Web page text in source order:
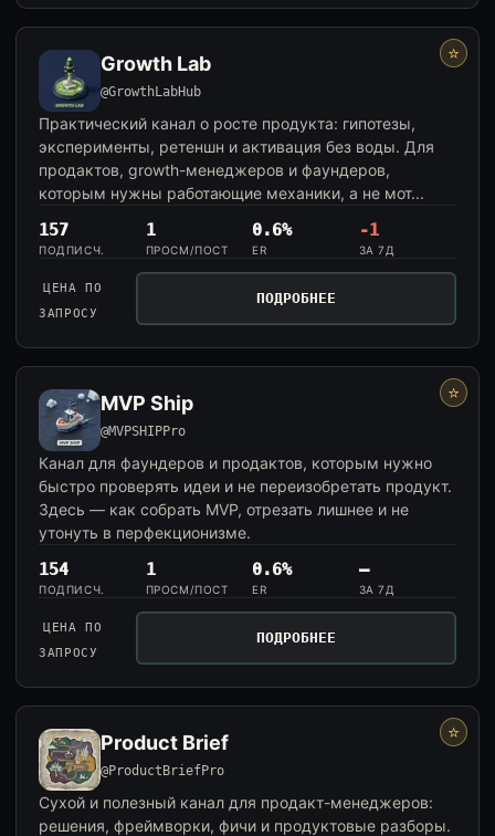
⭐
Growth Lab
@GrowthLabHub
Практический канал о росте продукта: гипотезы,
эксперименты, ретеншн и активация без воды. Для
продактов, growth-менеджеров и фаундеров,
которым нужны работающие механики, а не мот...
157
ПОДПИСЧ.
1
ПРОСМ/ПОСТ
0.6%
ER
-1
ЗА 7Д
ЦЕНА ПО
ЗАПРОСУ
ПОДРОБНЕЕ
⭐
MVP Ship
@MVPSHIPPro
Канал для фаундеров и продактов, которым нужно
быстро проверять идеи и не переизобретать продукт.
Здесь — как собрать MVP, отрезать лишнее и не
утонуть в перфекционизме.
154
ПОДПИСЧ.
1
ПРОСМ/ПОСТ
0.6%
ER
—
ЗА 7Д
ЦЕНА ПО
ЗАПРОСУ
ПОДРОБНЕЕ
⭐
Product Brief
@ProductBriefPro
Сухой и полезный канал для продакт-менеджеров:
решения, фреймворки, фичи и продуктовые разборы.